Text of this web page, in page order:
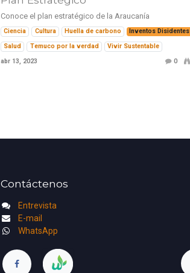
Conoce el plan estratégico de la Araucanía
Ciencia Cultura Huella de carbono
Inventos Disidentes
Salud
Temuco por la verdad
Vivir Sustentable
abr 13, 2023
0
Contáctenos
Entrevista
E-mail
WhatsApp